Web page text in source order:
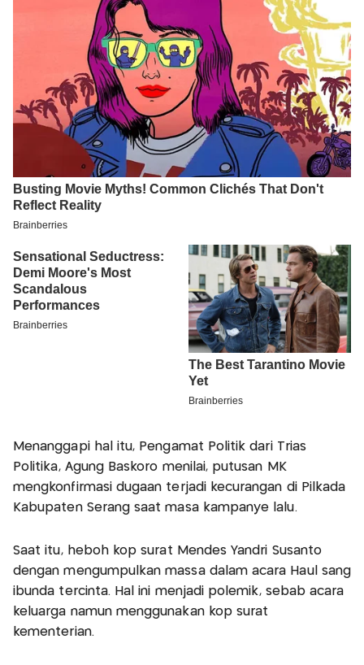
Menanggapi hal itu, Pengamat Politik dari Trias
Politika, Agung Baskoro menilai, putusan MK
mengkonfirmasi dugaan terjadi kecurangan di Pilkada
Kabupaten Serang saat masa kampanye lalu.
Saat itu, heboh kop surat Mendes Yandri Susanto
dengan mengumpulkan massa dalam acara Haul sang
ibunda tercinta. Hal ini menjadi polemik, sebab acara
keluarga namun menggunakan kop surat
kementerian.